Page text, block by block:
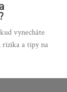
vynecháte
rizika a tipy na